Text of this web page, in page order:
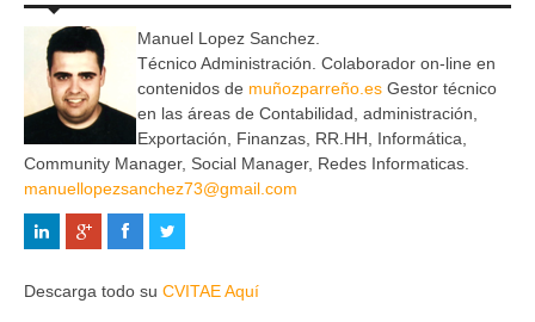
Manuel Lopez Sanchez.
Técnico Administración. Colaborador on-line en
contenidos de muñozparreño.es Gestor técnico
en las áreas de Contabilidad, administración,
Exportación, Finanzas, RR.HH, Informática,
Community Manager, Social Manager, Redes Informaticas.
manuellopezsanchez73@gmail.com
Descarga todo su CVITAE Aquí